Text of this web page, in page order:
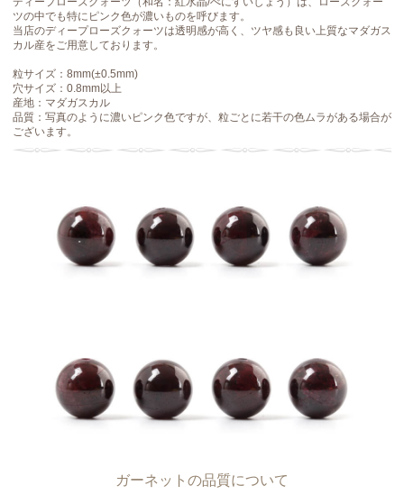
ツの中でも特にピンク色が濃いものを呼びます。
当店のディープローズクォーツは透明感が高く、ツヤ感も良い上質なマダガス
カル産をご用意しております。
粒サイズ：8mm(±0.5mm)
穴サイズ：0.8mm以上
産地：マダガスカル
品質：写真のように濃いピンク色ですが、粒ごとに若干の色ムラがある場合が
ございます。
ガーネットの品質について